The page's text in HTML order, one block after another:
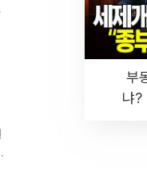
부
냐?